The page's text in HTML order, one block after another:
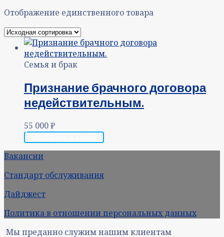
Отображение единственного товара
Семья и брак
Признание брачного договора
недействительным.
55 000₽
Вакансии
Стандарт обслуживания
Дайджест
Политика в отношении персональных данных
Мы преданно служим нашим клиентам